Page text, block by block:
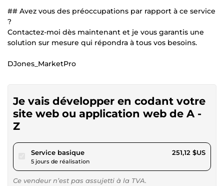
## Avez vous des préoccupations par rapport à ce service
?
Contactez-moi dès maintenant et je vous garantis une
solution sur mesure qui répondra à tous vos besoins.
DJones_MarketPro
Je vais développer en codant votre
site web ou application web de A -
Z
Service basiquepour 231,45 $US
5 jours de réalisation
251,12 $US
Ce vendeur n’est pas assujetti à la TVA.